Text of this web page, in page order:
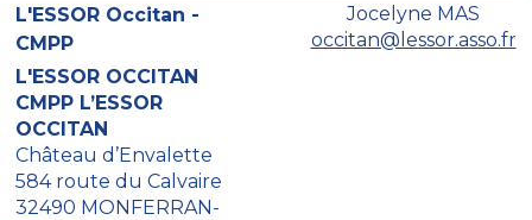
L'ESSOR Occitan -
CMPP
L'ESSOR OCCITAN
CMPP L’ESSOR
OCCITAN
Château d’Envalette
584 route du Calvaire
32490 MONFERRAN-
Jocelyne MAS
occitan@lessor.asso.fr